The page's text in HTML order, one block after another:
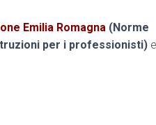
Emilia Romagna (Norme
per i professionisti) e